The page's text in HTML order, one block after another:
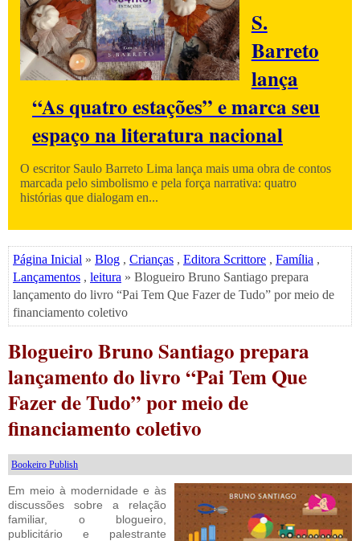
S.
Barreto
lança
“As quatro estações” e marca seu
espaço na literatura nacional
O escritor Saulo Barreto Lima lança mais uma obra de contos
marcada pelo simbolismo e pela força narrativa: quatro
histórias que dialogam en...
Página Inicial » Blog , Crianças , Editora Scrittore , Família ,
Lançamentos , leitura » Blogueiro Bruno Santiago prepara
lançamento do livro “Pai Tem Que Fazer de Tudo” por meio de
financiamento coletivo
Blogueiro Bruno Santiago prepara
lançamento do livro “Pai Tem Que
Fazer de Tudo” por meio de
financiamento coletivo
Bookeiro Publish
Em meio à modernidade e às
discussões sobre a relação
familiar, o blogueiro,
publicitário e palestrante